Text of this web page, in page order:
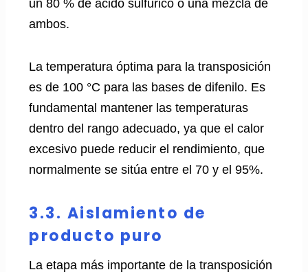
un 80 % de ácido sulfúrico o una mezcla de
ambos.
La temperatura óptima para la transposición
es de 100 °C para las bases de difenilo. Es
fundamental mantener las temperaturas
dentro del rango adecuado, ya que el calor
excesivo puede reducir el rendimiento, que
normalmente se sitúa entre el 70 y el 95%.
3.3. Aislamiento de
producto puro
La etapa más importante de la transposición